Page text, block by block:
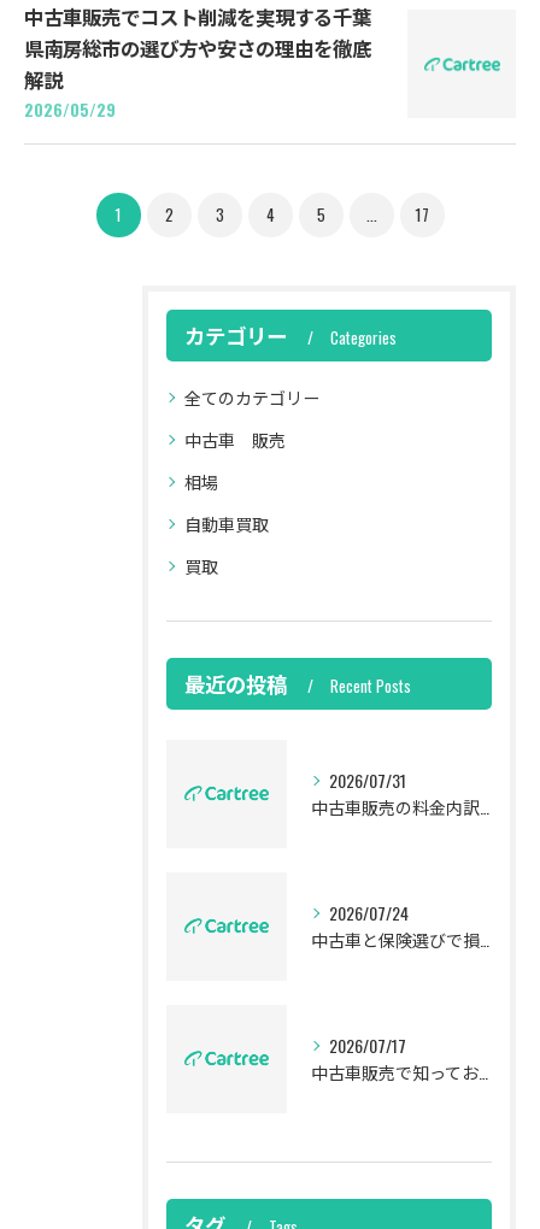
中古車販売でコスト削減を実現する千葉
県南房総市の選び方や安さの理由を徹底
解説
2026/05/29
1 2 3 4 5 ... 17
カテゴリー Categories
全てのカテゴリー
中古車 販売
相場
自動車買取
買取
最近の投稿 Recent Posts
2026/07/31
2026/07/24
2026/07/17